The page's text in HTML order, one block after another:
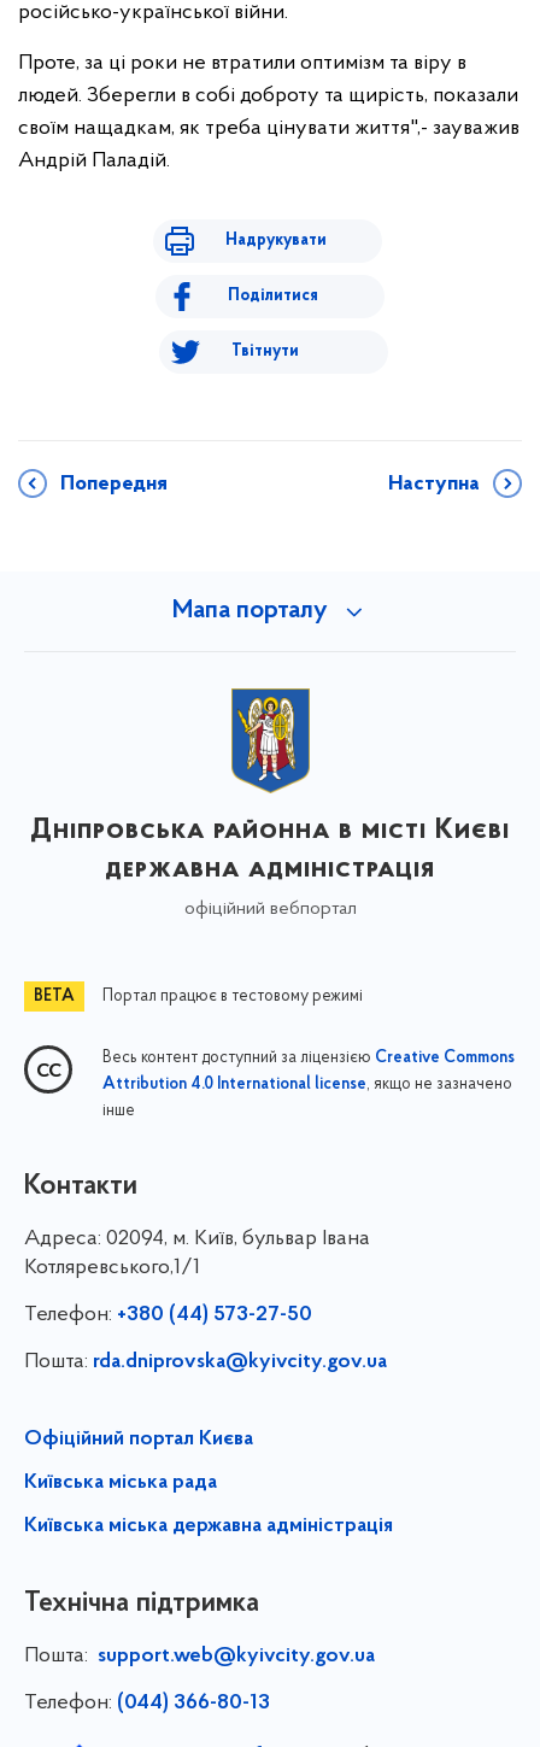
російсько-української війни.
Проте, за ці роки не втратили оптимізм та віру в
людей. Зберегли в собі доброту та щирість, показали
своїм нащадкам, як треба цінувати життя",- зауважив
Андрій Паладій.
Надрукувати
Поділитися
Твітнути
Попередня Наступна
Мапа порталу
Дніпровська районна в місті Києві
державна адміністрація
офіційний вебпортал
Портал працює в тестовому режимі
Весь контент доступний за ліцензією Creative Commons
Attribution 4.0 International license, якщо не зазначено
інше
Контакти
Адреса: 02094, м. Київ, бульвар Івана
Котляревського,1/1
Телефон: +380 (44) 573-27-50
Пошта: rda.dniprovska@kyivcity.gov.ua
Офіційний портал Києва
Київська міська рада
Київська міська державна адміністрація
Технічна підтримка
Пошта: support.web@kyivcity.gov.ua
Телефон: (044) 366-80-13